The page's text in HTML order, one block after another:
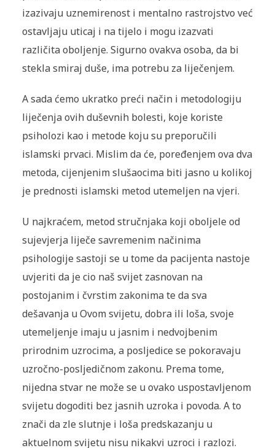
izazivaju uznemirenost i mentalno rastrojstvo već
ostavljaju uticaj i na tijelo i mogu izazvati
različita oboljenje. Sigurno ovakva osoba, da bi
stekla smiraj duše, ima potrebu za liječenjem.
A sada ćemo ukratko preći način i metodologiju
liječenja ovih duševnih bolesti, koje koriste
psiholozi kao i metode koju su preporučili
islamski prvaci. Mislim da će, poređenjem ova dva
metoda, cijenjenim slušaocima biti jasno u kolikoj
je prednosti islamski metod utemeljen na vjeri.
U najkraćem, metod stručnjaka koji oboljele od
sujevjerja liječe savremenim načinima
psihologije sastoji se u tome da pacijenta nastoje
uvjeriti da je cio naš svijet zasnovan na
postojanim i čvrstim zakonima te da sva
dešavanja u Ovom svijetu, dobra ili loša, svoje
utemeljenje imaju u jasnim i nedvojbenim
prirodnim uzrocima, a posljedice se pokoravaju
uzročno-posljedičnom zakonu. Prema tome,
nijedna stvar ne može se u ovako uspostavljenom
svijetu dogoditi bez jasnih uzroka i povoda. A to
znači da zle slutnje i loša predskazanju u
aktuelnom svijetu nisu nikakvi uzroci i razlozi.